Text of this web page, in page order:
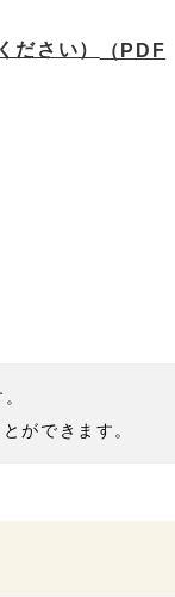
ださい）
（PDF
ができます。